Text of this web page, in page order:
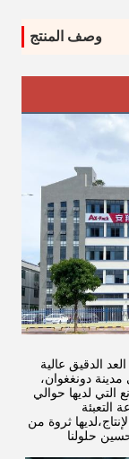
وصف المنتج
الدقيق عالية
دونغغوان،
لديها حوالي
التعبئة
ثروة من
حلولنا